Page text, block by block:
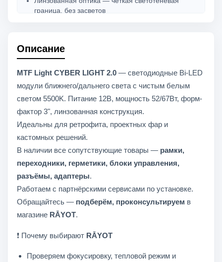
граница, без засветов
легковых автомобилей
Комплект
фары
Описание
MTF Light CYBER LIGHT 2.0 — светодиодные Bi-LED
модули ближнего/дальнего света с чистым белым
светом 5500K. Питание 12В, мощность 52/67Вт, форм-
фактор 3", линзованная конструкция.
Идеальны для ретрофита, проектных фар и
кастомных решений.
В наличии все сопутствующие товары — рамки,
переходники, герметики, блоки управления,
разъёмы, адаптеры.
Работаем с партнёрскими сервисами по установке.
Обращайтесь — подберём, проконсультируем в
магазине RĀYOT.
❗ Почему выбирают RĀYOT
Проверяем фокусировку, тепловой режим и